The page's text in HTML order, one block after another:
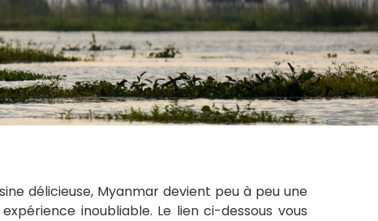
délicieuse, Myanmar devient peu à peu une
inoubliable. Le lien ci-dessous vous